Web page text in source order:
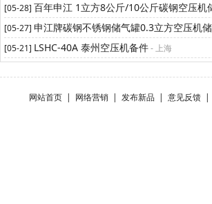
[05-28] 百年申江 1立方8公斤/10公斤碳钢空压机
[05-27] 申江牌碳钢不锈钢储气罐0.3立方空压机
[05-21] LSHC-40A 泰州空压机备件- 上海
网站首页| 网络营销| 发布新品| 意见反馈|